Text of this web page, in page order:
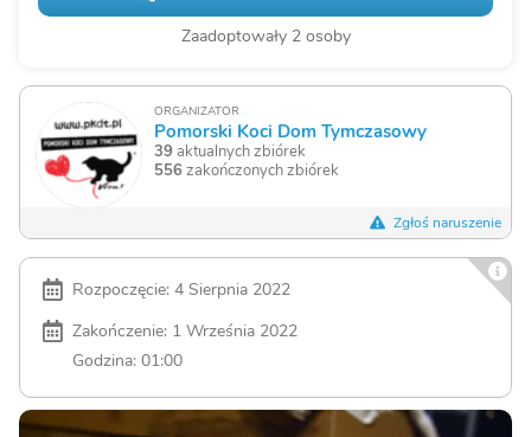
Zaadoptowały 2 osoby
ORGANIZATOR
Pomorski Koci Dom Tymczasowy
39aktualnych zbiórek
556zakończonych zbiórek
Zgłoś naruszenie
Rozpoczęcie: 4 Sierpnia 2022
Zakończenie: 1 Września 2022
Godzina: 01:00